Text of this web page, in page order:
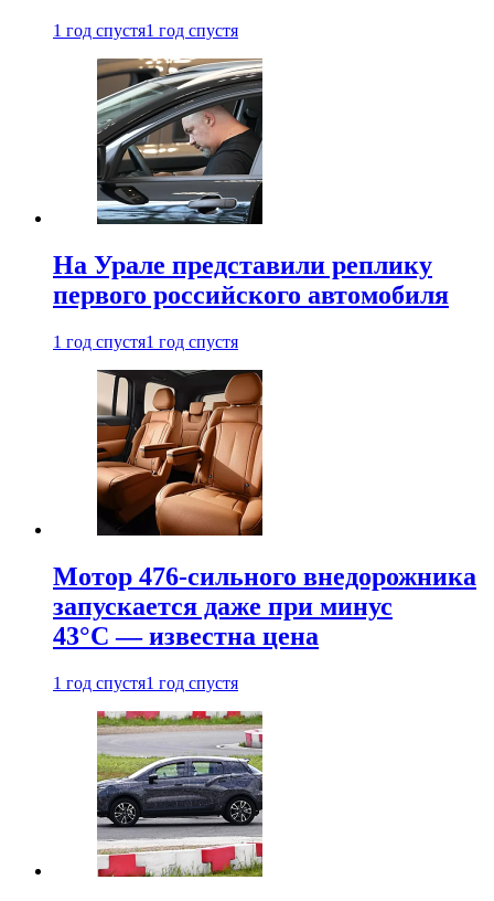
1 год спустя1 год спустя
На Урале представили реплику
первого российского автомобиля
1 год спустя1 год спустя
Мотор 476-сильного внедорожника
запускается даже при минус
43°С — известна цена
1 год спустя1 год спустя